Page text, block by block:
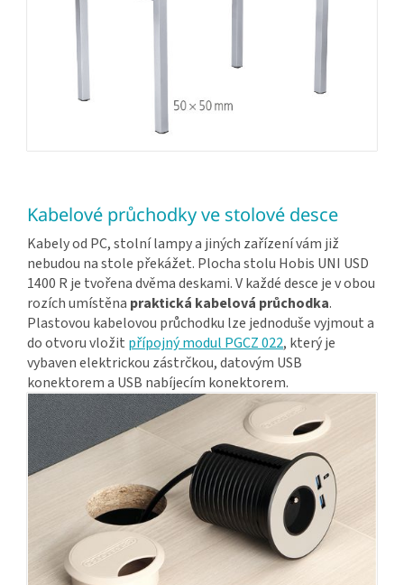
Kabelové průchodky ve stolové desce
Kabely od PC, stolní lampy a jiných zařízení vám již
nebudou na stole překážet. Plocha stolu Hobis UNI USD
1400 R je tvořena dvěma deskami. V každé desce je v obou
rozích umístěna praktická kabelová průchodka.
Plastovou kabelovou průchodku lze jednoduše vyjmout a
do otvoru vložit přípojný modul PGCZ 022, který je
vybaven elektrickou zástrčkou, datovým USB
konektorem a USB nabíjecím konektorem.